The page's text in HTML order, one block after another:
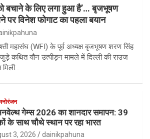
बचाने के लिए लगा हुआ है’… बृजभूषण
पर विनेश फोगाट का पहला बयान
महासंघ (WFI) के पूर्व अध्यक्ष बृजभूषण शरण सिंह
कथित यौन उत्पीड़न मामले में दिल्ली की राउज
गेम्स 2026 का शानदार समापन: 39
के साथ चौथे स्थान पर रहा भारत
3, 2026 dainikpahuna